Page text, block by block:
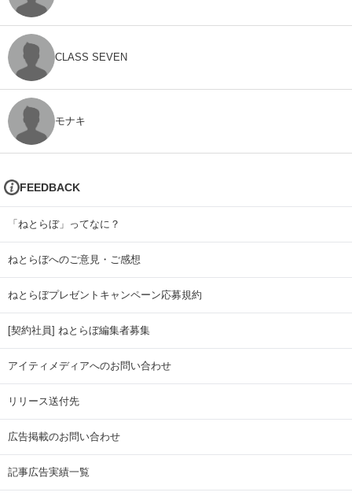
CLASS SEVEN
モナキ
FEEDBACK
「ねとらぼ」ってなに？
ねとらぼへのご意見・ご感想
ねとらぼプレゼントキャンペーン応募規約
[契約社員] ねとらぼ編集者募集
アイティメディアへのお問い合わせ
リリース送付先
広告掲載のお問い合わせ
記事広告実績一覧